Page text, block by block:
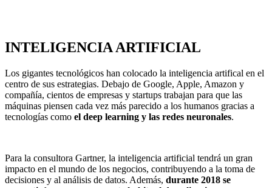
INTELIGENCIA ARTIFICIAL
Los gigantes tecnológicos han colocado la inteligencia artifical en el
centro de sus estrategias. Debajo de Google, Apple, Amazon y
compañía, cientos de empresas y startups trabajan para que las
máquinas piensen cada vez más parecido a los humanos gracias a
tecnologías como el deep learning y las redes neuronales.
Para la consultora Gartner, la inteligencia artificial tendrá un gran
impacto en el mundo de los negocios, contribuyendo a la toma de
decisiones y al análisis de datos. Además, durante 2018 se